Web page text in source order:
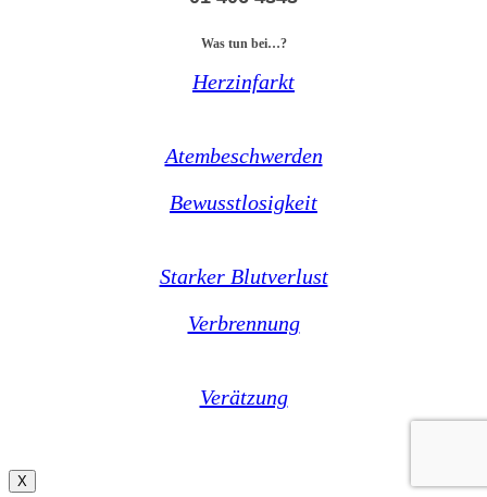
Was tun bei…?
Herzinfarkt
Atembeschwerden
Bewusstlosigkeit
Starker Blutverlust
Verbrennung
Verätzung
X